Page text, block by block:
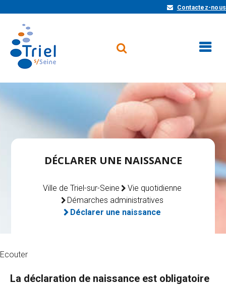
Contactez-nous
DÉCLARER UNE NAISSANCE
Ville de Triel-sur-Seine
Vie quotidienne
Démarches administratives
Déclarer une naissance
Ecouter
La déclaration de naissance est obligatoire